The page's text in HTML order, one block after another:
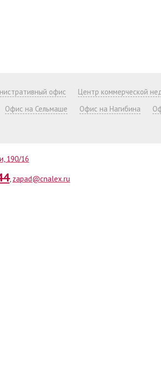
офис Центр коммерческой
Офис на Сельмаше Офис на Нагибина
190/16
, zapad@cnalex.ru